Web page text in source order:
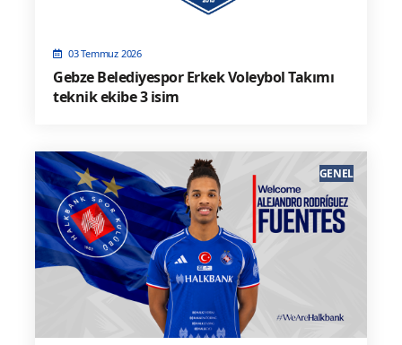
03 Temmuz 2026
Gebze Belediyespor Erkek Voleybol Takımı
teknik ekibe 3 isim
GENEL